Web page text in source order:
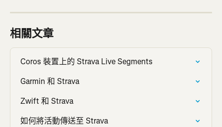
相關文章
Coros 裝置上的 Strava Live Segments
Garmin 和 Strava
Zwift 和 Strava
如何將活動傳送至 Strava